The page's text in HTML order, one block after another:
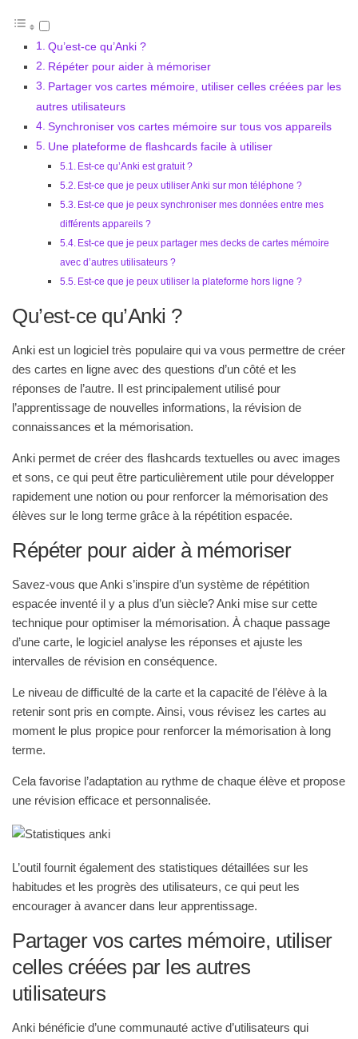
Qu’est-ce qu’Anki ?
Répéter pour aider à mémoriser
Partager vos cartes mémoire, utiliser celles créées par les
autres utilisateurs
Synchroniser vos cartes mémoire sur tous vos appareils
Une plateforme de flashcards facile à utiliser
Est-ce qu’Anki est gratuit ?
Est-ce que je peux utiliser Anki sur mon téléphone ?
Est-ce que je peux synchroniser mes données entre mes
différents appareils ?
Est-ce que je peux partager mes decks de cartes mémoire
avec d’autres utilisateurs ?
Est-ce que je peux utiliser la plateforme hors ligne ?
Qu’est-ce qu’Anki ?
Anki est un logiciel très populaire qui va vous permettre de créer
des cartes en ligne avec des questions d’un côté et les
réponses de l’autre. Il est principalement utilisé pour
l’apprentissage de nouvelles informations, la révision de
connaissances et la mémorisation.
Anki permet de créer des flashcards textuelles ou avec images
et sons, ce qui peut être particulièrement utile pour développer
rapidement une notion ou pour renforcer la mémorisation des
élèves sur le long terme grâce à la répétition espacée.
Répéter pour aider à mémoriser
Savez-vous que Anki s’inspire d’un système de répétition
espacée inventé il y a plus d’un siècle? Anki mise sur cette
technique pour optimiser la mémorisation. À chaque passage
d’une carte, le logiciel analyse les réponses et ajuste les
intervalles de révision en conséquence.
Le niveau de difficulté de la carte et la capacité de l’élève à la
retenir sont pris en compte. Ainsi, vous révisez les cartes au
moment le plus propice pour renforcer la mémorisation à long
terme.
Cela favorise l’adaptation au rythme de chaque élève et propose
une révision efficace et personnalisée.
L’outil fournit également des statistiques détaillées sur les
habitudes et les progrès des utilisateurs, ce qui peut les
encourager à avancer dans leur apprentissage.
Partager vos cartes mémoire, utiliser
celles créées par les autres
utilisateurs
Anki bénéficie d’une communauté active d’utilisateurs qui